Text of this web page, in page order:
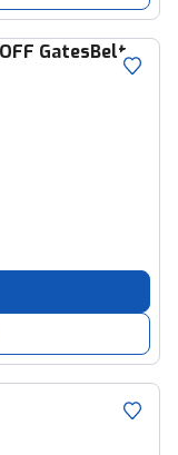
GatesBelt